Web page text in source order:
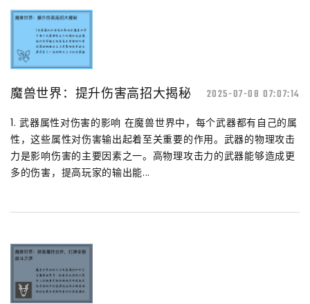
魔兽世界：提升伤害高招大揭秘 2025-07-08 07:07:14
1. 武器属性对伤害的影响 在魔兽世界中，每个武器都有自己的属
性，这些属性对伤害输出起着至关重要的作用。武器的物理攻击
力是影响伤害的主要因素之一。高物理攻击力的武器能够造成更
多的伤害，提高玩家的输出能...